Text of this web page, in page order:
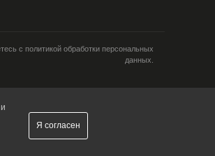
с политикой обработки персональных
данных.
Я согласен